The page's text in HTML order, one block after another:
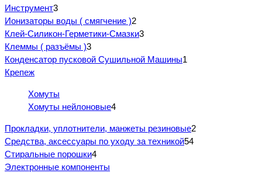
Инструмент3
Ионизаторы воды ( смягчение )2
Клей-Силикон-Герметики-Смазки3
Клеммы ( разъёмы )3
Конденсатор пусковой Сушильной Машины1
Крепеж
Хомуты
Хомуты нейлоновые4
Прокладки, уплотнители, манжеты резиновые2
Средства, аксессуары по уходу за техникой54
Стиральные порошки4
Электронные компоненты